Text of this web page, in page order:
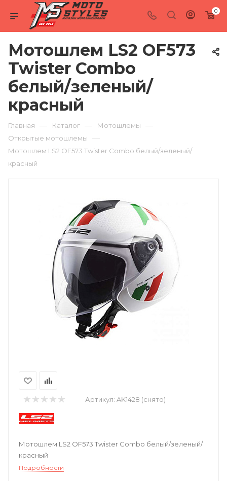
0
Мотошлем LS2 OF573
Twister Combo
белый/зеленый/
красный
Главная — Каталог — Мотошлемы —
Открытые мотошлемы —
Мотошлем LS2 OF573 Twister Combo белый/зеленый/
красный
Артикул: AK1428 (снято)
Мотошлем LS2 OF573 Twister Combo белый/зеленый/
красный
Подробности